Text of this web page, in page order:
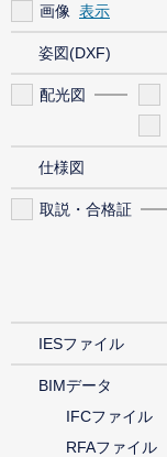
画像
姿図(DXF)
配光図
仕様図
取説・合格証
IESファイル
BIMデータ
IFCファイル
RFAファイル